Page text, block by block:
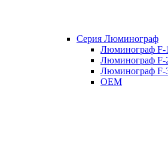
Серия Люминограф
Люминограф F-1
Люминограф F-
Люминограф F-
OEM